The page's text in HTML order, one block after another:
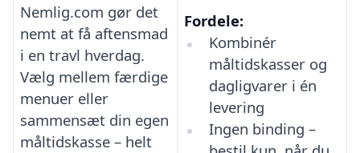
Nemlig.com gør det
nemt at få aftensmad
i en travl hverdag.
Vælg mellem færdige
menuer eller
sammensæt din egen
måltidskasse – helt
Fordele:
Kombinér
måltidskasser og
dagligvarer i én
levering
Ingen binding –